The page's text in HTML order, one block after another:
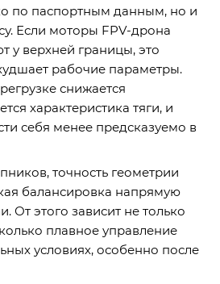
по паспортным данным, но и
Если моторы FPV-дрона
у верхней границы, это
рабочие параметры.
снижается
характеристика тяги, и
себя менее предсказуемо в
точность геометрии
балансировка напрямую
От этого зависит не только
плавное управление
условиях, особенно после